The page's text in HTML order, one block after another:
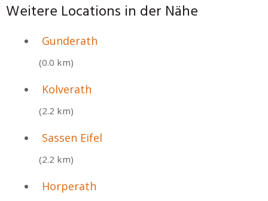
Weitere Locations in der Nähe
Gunderath
(0.0 km)
Kolverath
(2.2 km)
Sassen Eifel
(2.2 km)
Horperath